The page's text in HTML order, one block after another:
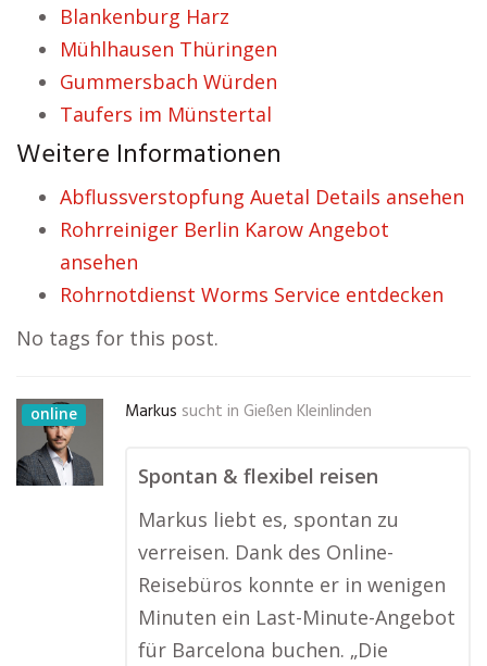
Blankenburg Harz
Mühlhausen Thüringen
Gummersbach Würden
Taufers im Münstertal
Weitere Informationen
Abflussverstopfung Auetal Details ansehen
Rohrreiniger Berlin Karow Angebot
ansehen
Rohrnotdienst Worms Service entdecken
No tags for this post.
online Markus sucht in Gießen Kleinlinden
Spontan & flexibel reisen
Markus liebt es, spontan zu
verreisen. Dank des Online-
Reisebüros konnte er in wenigen
Minuten ein Last-Minute-Angebot
für Barcelona buchen. „Die